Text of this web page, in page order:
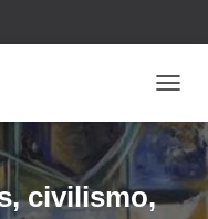
civilismo,